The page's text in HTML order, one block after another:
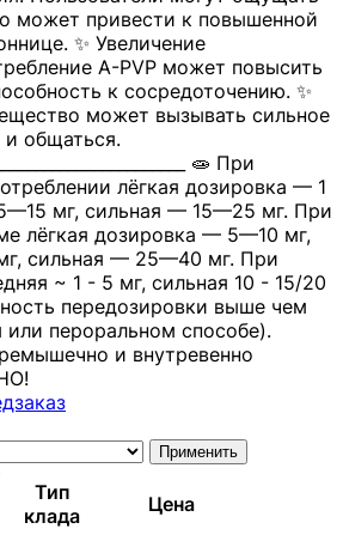
может привести к повышенной
✨ Увеличение
A-PVP может повысить
к сосредоточению. ✨
может вызывать сильное
и общаться.
🧫 При
лёгкая дозировка — 1
мг, сильная — 15—25 мг. При
лёгкая дозировка — 5—10 мг,
сильная — 25—40 мг. При
~ 1 - 5 мг, сильная 10 - 15/20
передозировки выше чем
или пероральном способе).
и внутревенно
Применить
Тип
клада
Цена